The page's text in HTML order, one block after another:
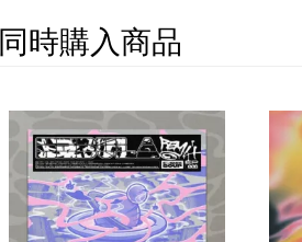
同時購入商品